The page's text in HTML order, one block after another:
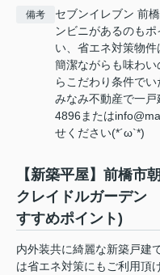
備考
セブンイレブン 前
ンビニがあるのも
い、省エネ対策物件
簡潔ながらも味わ
らこだわり条件で
みなみ不動産で一
4896または
せください(*´ω`*)
【新築平屋】前橋
クレイドルガーデン
すすめポイント)
内外装共に綺麗な新築戸建
は省エネ対策にもご利用頂